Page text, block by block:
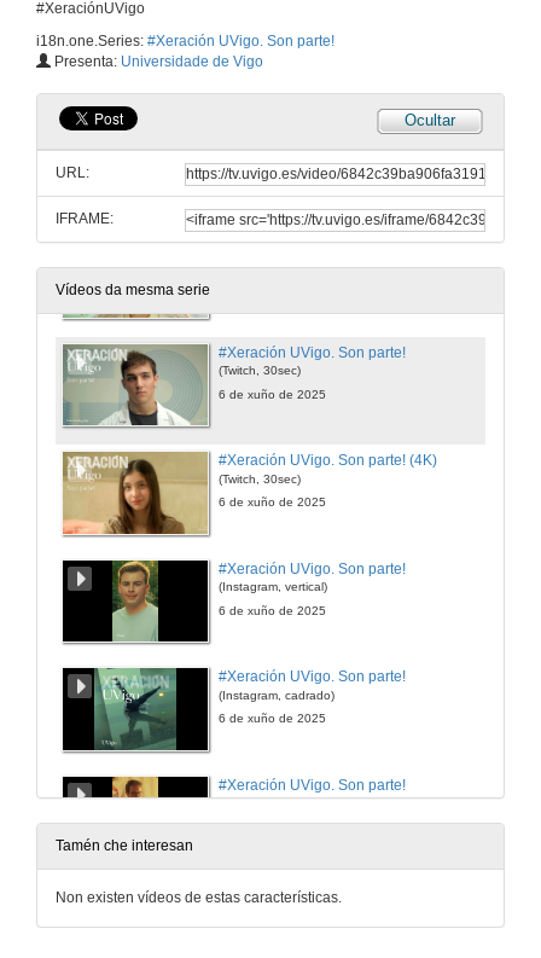
#XeraciónUVigo
i18n.one.Series: #Xeración UVigo. Son parte!
Presenta: Universidade de Vigo
Ocultar
URL:
IFRAME:
Vídeos da mesma serie
Campaña de comunicación 2025
6 de xuño de 2025
#Xeración UVigo. Son parte! (4K)
Calidade UHD 4K
6 de xuño de 2025
#Xeración UVigo. Son parte!
#Xeración UVigo. Son parte!
(Twitch, 30sec)
6 de xuño de 2025
#Xeración UVigo. Son parte! (4K)
(Twitch, 30sec)
6 de xuño de 2025
#Xeración UVigo. Son parte!
(Instagram, vertical)
6 de xuño de 2025
#Xeración UVigo. Son parte!
(Instagram, cadrado)
6 de xuño de 2025
#Xeración UVigo. Son parte!
(MUPI)
6 de xuño de 2025
#Xeración UVigo. Son parte!
Tamén che interesan
Non existen vídeos de estas características.